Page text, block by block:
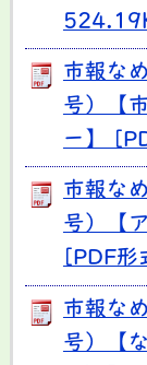
市報な
号）【
ー】
市報な
号）【
[PDF
市報な
号）【